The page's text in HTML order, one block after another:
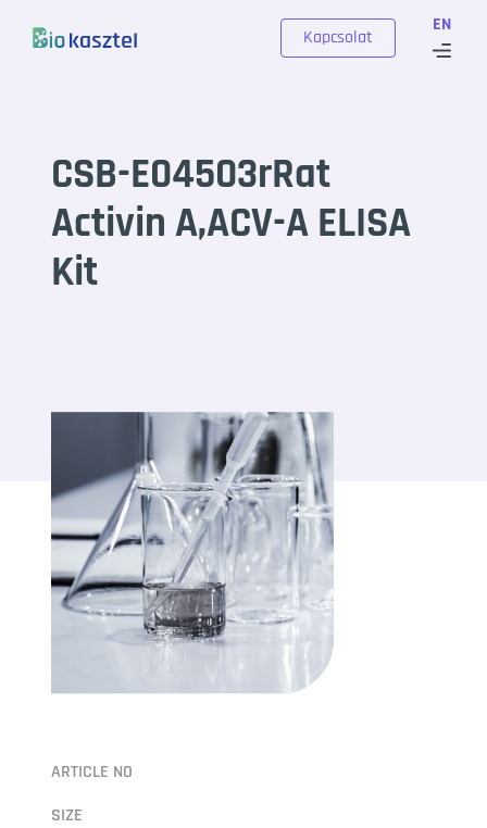
EN
Kapcsolat
CSB-E04503rRat
Activin A,ACV-A ELISA
Kit
ARTICLE NO
SIZE